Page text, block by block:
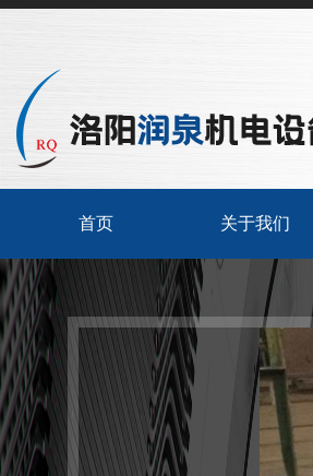
首页 关于我们